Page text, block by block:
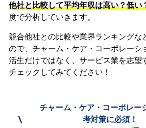
他社と比較して平均年収は高い？低い
度で分析していきます。
競合他社との比較や業界ランキングな
ので、チャーム・ケア・コーポレーシ
活生だけではなく、サービス業を志望
チェックしてみてください！
\
チャーム・ケア・コーポレー
考対策に必須！